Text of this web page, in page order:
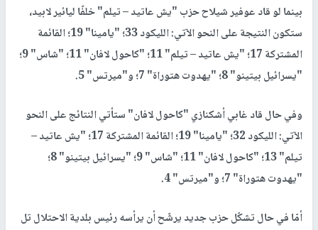
بينما لو قاد عوفير شيلاح حزب "يش عاتيد – تيلم" خلفًا ليائير لابيد،
ستكون النتيجة على النحو الآتي: الليكود 33؛ "يامينا" 19؛ القائمة
المشتركة 17؛ "يش عاتيد – تيلم" 11؛ "كاحول لافان" 11؛ "شاس" 9؛
"يسرائيل بيتينو" 8؛ "يهدوت هتوراة" 7؛ و"ميرتس" 5.
وفي حال قاد غابي أشكنازي "كاحول لافان" ستأتي النتائج على النحو
الآتي: الليكود 32؛ "يامينا" 19؛ القائمة المشتركة 17؛ "يش عاتيد –
تيلم" 13؛ "كاحول لافان" 11؛ "شاس" 9؛ "يسرائيل بيتينو" 8؛
"يهدوت هتوراة" 7؛ و"ميرتس" 4.
أمّا في حال تشكّل حزب جديد يرشّح أن يرأسه رئيس بلدية الاحتلال تل